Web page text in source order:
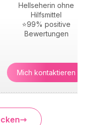
Hellseherin ohne
Hilfsmittel
⭐99% positive
Bewertungen
Mich kontaktieren